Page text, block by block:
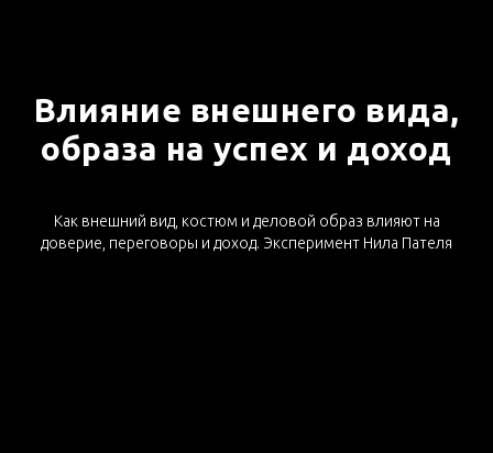
Влияние внешнего вида,
образа на успех и доход
Как внешний вид, костюм и деловой образ влияют на
доверие, переговоры и доход. Эксперимент Нила Пателя